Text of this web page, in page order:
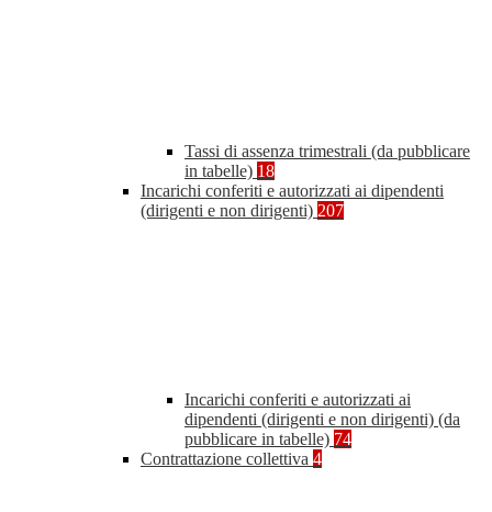
Tassi di assenza trimestrali (da pubblicare
in tabelle) 18
Incarichi conferiti e autorizzati ai dipendenti
(dirigenti e non dirigenti) 207
Incarichi conferiti e autorizzati ai
dipendenti (dirigenti e non dirigenti) (da
pubblicare in tabelle) 74
Contrattazione collettiva 4